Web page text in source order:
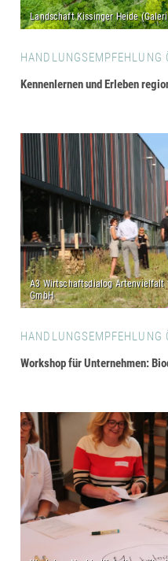
HANDLUNGSEMPFEHLUNG
Kennenlernen und Erleben
HANDLUNGSEMPFEHLUNG
Workshop für Unternehmen: